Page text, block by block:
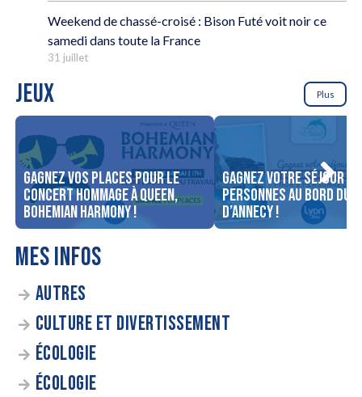
Weekend de chassé-croisé : Bison Futé voit noir ce
samedi dans toute la France
31 juillet
JEUX Plus
Gagnez vos places pour le
concert Hommage à Queen,
Bohemian Harmony !
Gagnez votre séjour
personnes au bord du
d’Annecy !
MES INFOS
AUTRES
CULTURE ET DIVERTISSEMENT
ÉCOLOGIE
ÉCOLOGIE